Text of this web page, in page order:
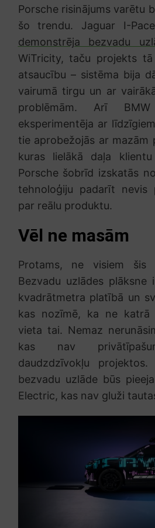
Porsche risinājums varētu
šo trendu. Jaguar I-
demonstrēja bezvadu
WiTricity, taču projekts
atsaucību – sistēma bija
vairumā tirgu un ar
problēmām. Arī
eksperimentēja ar
tie aprobežojās ar mazām
kuras lielākā daļa
Porsche šobrīd izskatās
tehnoloģiju padarīt nevis
par reālu produktu.
Vēl ne masām
Protams, ne visiem šis
Bezvadu uzlādes
kvadrātmetra platībā un
kas nozīmē, ka ne katrā
vieta tai. Nemaz
kas nav
daudzdzīvokļu
bezvadu uzlāde būs
Electric, kas nav gluži